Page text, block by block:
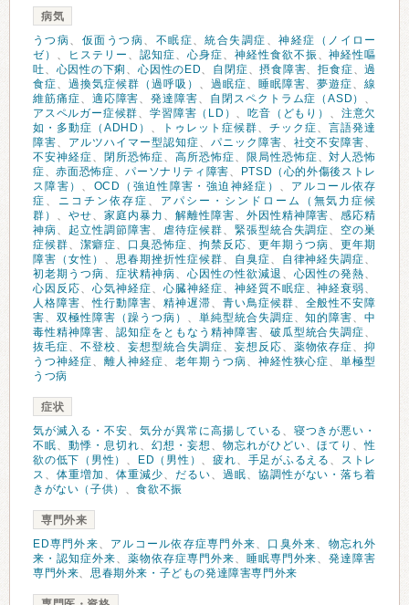
病気
うつ病、 仮面うつ病、 不眠症、統合失調症 、神経症（ノイロー
ゼ） 、 ヒステリー 、 認知症、 心身症、 神経性食欲不振 、神経性嘔
吐、 心因性の下痢 、 心因性のED、 自閉症、摂食障害、拒食症、過
食症、 過換気症候群（過呼吸） 、 過眠症、 睡眠障害、夢遊症、線
維筋痛症、 適応障害、発達障害、 自閉スペクトラム症（ASD） 、
アスペルガー症候群、学習障害（LD） 、吃音（どもり） 、 注意欠
如・多動症（ADHD） 、 トゥレット症候群、チック症、言語発達
障害、 アルツハイマー型認知症、 パニック障害、 社交不安障害、
不安神経症、 閉所恐怖症、 高所恐怖症、 限局性恐怖症、対人恐怖
症、赤面恐怖症、パーソナリティ障害、
PTSD（心的外傷後ストレ
ス障害） 、 OCD（強迫性障害・強迫神経症） 、 アルコール依存
症 、 ニコチン依存症 、 アパシー・シンドローム（無気力症候
群） 、 やせ、 家庭内暴力 、 解離性障害、 外因性精神障害、感応精
神病、 起立性調節障害、 虐待症候群、 緊張型統合失調症、 空の巣
症候群、 潔癖症、 口臭恐怖症、 拘禁反応、 更年期うつ病、更年期
障害（女性） 、 思春期挫折性症候群、 自臭症、 自律神経失調症、
初老期うつ病、 症状精神病、 心因性の性欲減退 、 心因性の発熱、
心因反応、 心気神経症、 心臓神経症、 神経質不眠症、神経衰弱、
人格障害、性行動障害、 精神遅滞、 青い鳥症候群、 全般性不安障
害、 双極性障害（躁うつ病） 、 単純型統合失調症、知的障害、中
毒性精神障害、 認知症をともなう精神障害、 破瓜型統合失調症、
抜毛症、 不登校、 妄想型統合失調症、 妄想反応、 薬物依存症、抑
うつ神経症、 離人神経症、 老年期うつ病、 神経性狭心症、単極型
うつ病
症状
気が滅入る・不安、 気分が異常に高揚している 、 寝つきが悪い・
不眠、 動悸・息切れ、 幻想・妄想 、 物忘れがひどい、ほてり 、性
欲の低下（男性） 、 ED（男性） 、疲れ、 手足がふるえる 、 ストレ
ス 、 体重増加 、 体重減少、 だるい、 過眠、 協調性がない・落ち着
きがない（子供） 、食欲不振
専門外来
ED専門外来、 アルコール依存症専門外来、 口臭外来、 物忘れ外
来・認知症外来、 薬物依存症専門外来、 睡眠専門外来、発達障害
専門外来、思春期外来・子どもの発達障害専門外来